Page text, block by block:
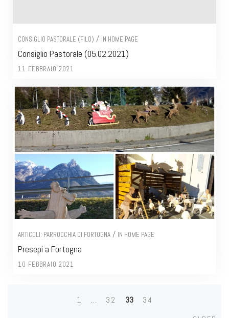
CONSIGLIO PASTORALE (FILO) / IN HOME PAGE
Consiglio Pastorale (05.02.2021)
11 FEBBRAIO 2021
ARTICOLI: PARROCCHIA DI FORTOGNA / IN HOME PAGE
Presepi a Fortogna
10 FEBBRAIO 2021
1 … 32 33
34